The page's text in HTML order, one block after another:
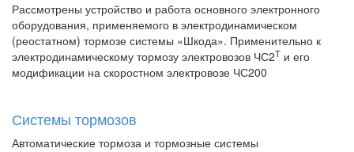
Рассмотрены устройство и работа основного электронного
оборудования, применяемого в электродинамическом
(реостатном) тормозе системы «Шкода». Применительно к
электродинамическому тормозу электровозов ЧС2Т и его
модификации на скоростном электровозе ЧС200
Системы тормозов
Автоматические тормоза и тормозные системы